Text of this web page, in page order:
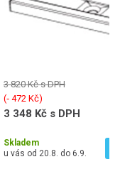
3 820 Kč s DPH
(‐ 472 Kč)
3 348 Kč s DPH
Skladem
u vás od 20.8. do 6.9.